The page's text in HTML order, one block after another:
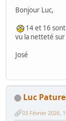
Bonjour Luc,
14 et 16
vu la netteté
José
Luc
03 Février 2026,